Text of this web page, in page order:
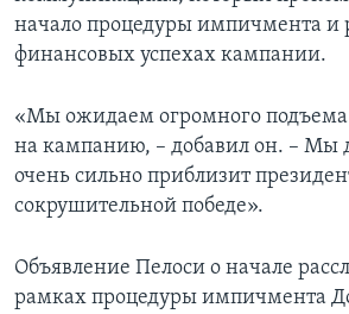
начало процедуры импичмента и
финансовых успехах кампании.
«Мы ожидаем огромного подъема
на кампанию, – добавил он. – Мы
очень сильно приблизит
сокрушительной победе».
Объявление Пелоси о начале
рамках процедуры импичмента